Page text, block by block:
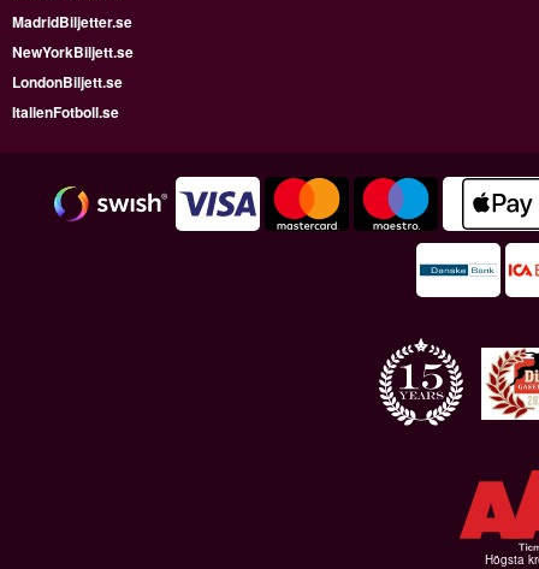
MadridBiljetter.se
NewYorkBiljett.se
LondonBiljett.se
ItalienFotboll.se
Högsta